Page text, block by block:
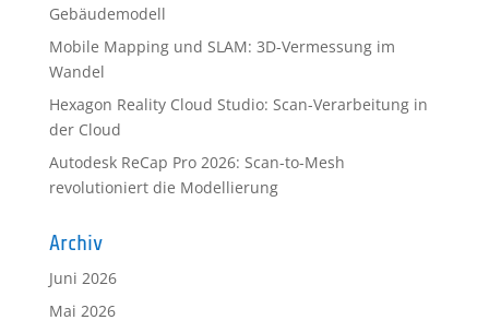
Gebäudemodell
Mobile Mapping und SLAM: 3D-Vermessung im
Wandel
Hexagon Reality Cloud Studio: Scan-Verarbeitung in
der Cloud
Autodesk ReCap Pro 2026: Scan-to-Mesh
revolutioniert die Modellierung
Archiv
Juni 2026
Mai 2026